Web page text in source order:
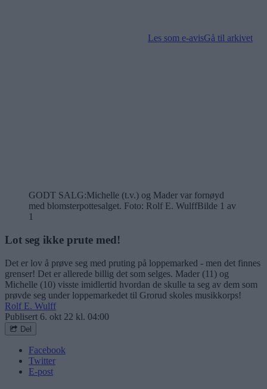
Les som e-avisGå til arkivet
GODT SALG:Michelle (t.v.) og Mader var fornøyd
med blomsterpottesalget. Foto: Rolf E. WulffBilde 1 av
1
Lot seg ikke prute med!
Det er lov å prøve seg med pruting på loppemarked - men det finnes
grenser! Det er allerede billig det som selges. Mader (11) og
Michelle (10) visste imidlertid hvordan de skulle ta seg av dem som
prøvde seg under loppemarkedet til Grorud skoles musikkorps!
Rolf E. Wulff
Publisert 6. okt 22 kl. 04:00
Del
Facebook
Twitter
E-post